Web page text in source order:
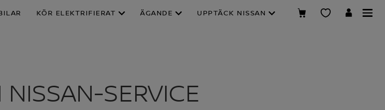
KÖR ELEKTRIFIERAT ÄGANDE UPPTÄCK NISSAN
NISSAN-SERVICE